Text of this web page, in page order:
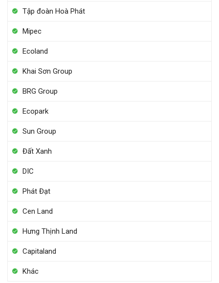
Tập đoàn Hoà Phát
Mipec
Ecoland
Khai Sơn Group
BRG Group
Ecopark
Sun Group
Đất Xanh
DIC
Phát Đạt
Cen Land
Hưng Thịnh Land
Capitaland
Khác